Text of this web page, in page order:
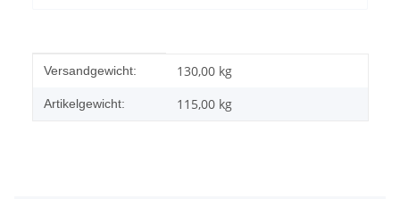
Produkteigenschaft
Wert
Versandgewicht: 130,00 kg
Artikelgewicht: 115,00 kg